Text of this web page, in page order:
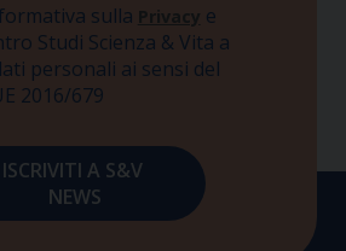
sulla Privacy e
Studi Scienza & Vita a
personali ai sensi del
2016/679